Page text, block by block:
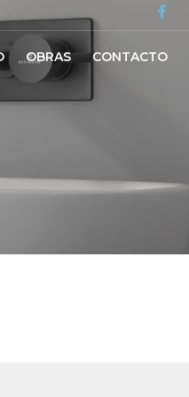
OBRAS CONTACTO